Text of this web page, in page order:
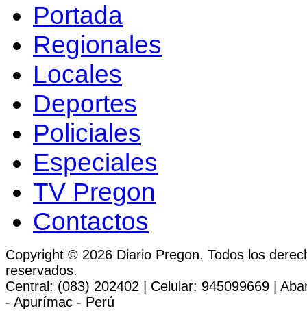
Portada
Regionales
Locales
Deportes
Policiales
Especiales
TV Pregon
Contactos
Copyright © 2026 Diario Pregon. Todos los
reservados.
Central: (083) 202402 | Celular: 945099669 |
- Apurímac - Perú